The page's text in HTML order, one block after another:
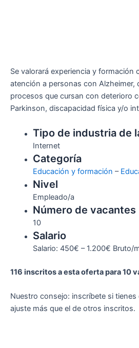
Se valorará experiencia y formación
atención a personas con Alzheimer,
procesos que cursan con deterioro
Parkinson, discapacidad física y/o
Tipo de industria de
Internet
Categoría
Educación y formación –
Nivel
Empleado/a
Número de vacantes
10
Salario
Salario: 450€ – 1.200€ Bruto/
116 inscritos a esta oferta para 10
Nuestro consejo: inscríbete si tienes
ajuste más que el de otros inscritos.